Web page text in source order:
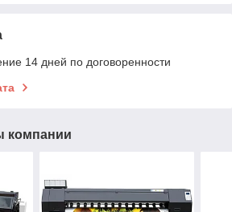
14 дней по договоренности
компании